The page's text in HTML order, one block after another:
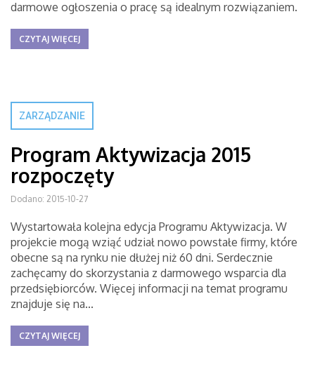
darmowe ogłoszenia o pracę są idealnym rozwiązaniem.
CZYTAJ WIĘCEJ
ZARZĄDZANIE
Program Aktywizacja 2015
rozpoczęty
Dodano: 2015-10-27
Wystartowała kolejna edycja Programu Aktywizacja. W
projekcie mogą wziąć udział nowo powstałe firmy, które
obecne są na rynku nie dłużej niż 60 dni. Serdecznie
zachęcamy do skorzystania z darmowego wsparcia dla
przedsiębiorców. Więcej informacji na temat programu
znajduje się na...
CZYTAJ WIĘCEJ